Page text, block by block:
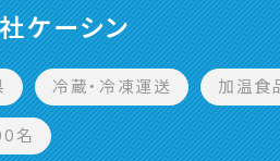
ケーシン
冷蔵・冷凍運送 加温食
名